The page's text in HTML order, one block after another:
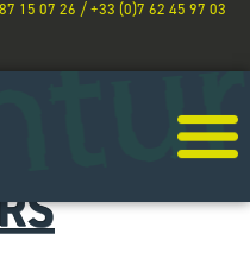
15 07 26 / +33 (0)7 62 45 97 03